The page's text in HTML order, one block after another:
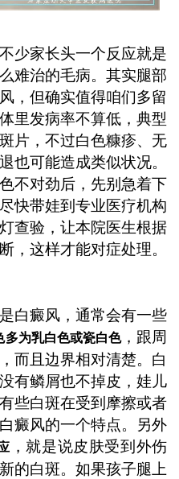
少家长头一个反应就是
难治的毛病。其实腿部
，但确实值得咱们多留
里发病率不算低，典型
片，不过白色糠疹、无
也可能造成类似状况。
不对劲后，先别急着下
快带娃到专业医疗机构
查验，让本院医生根据
，这样才能对症处理。
白癜风，通常会有一些
多为乳白色或瓷白色，跟周
而且边界相对清楚。白
有鳞屑也不掉皮，娃儿
些白斑在受到摩擦或者
癜风的一个特点。另外
，就是说皮肤受到外伤
的白斑。如果孩子腿上